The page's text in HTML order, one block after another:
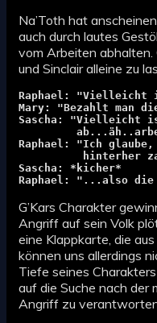
Na’Toth hat
auch durch lautes
vom Arbeiten abhalten.
und Sinclair alleine zu
Raphael: "Vielleicht
Mary: "Bezahlt man
Sascha: "Vielleicht
Raphael: "Ich
hinterher
Sascha: *kicher*
Raphael: "...also die
G’Kars Charakter
Angriff auf sein Volk
eine Klappkarte, die
können uns allerdings
Tiefe seines
auf die Suche nach der
Angriff zu